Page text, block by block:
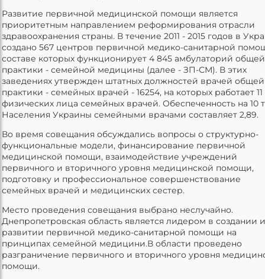
Развитие первичной медицинской помощи является
приоритетным направлением реформирования отрасли
здравоохранения страны. В течение 2011 - 2015 годов в
создано 567 центров первичной медико-санитарной
составе которых функционирует 4 845 амбулаторий общей
практики - семейной медицины (далее - ЗП-СМ). В этих
заведениях утвержден штатных должностей врачей общей
практики - семейных врачей - 16254, на которых работает 11
физических лица семейных врачей. Обеспеченность на 10
Населения Украины семейными врачами составляет 2,89.
Во время совещания обсуждались вопросы о структурно-
функциональные модели, финансирование первичной
медицинской помощи, взаимодействие учреждений
первичного и вторичного уровня медицинской помощи,
подготовку и профессиональное совершенствование
семейных врачей и медицинских сестер.
Место проведения совещания выбрано неслучайно.
Днепропетровская область является лидером в создании и
развитии первичной медико-санитарной помощи на
принципах семейной медицини.В области проведено
разграничение первичного и вторичного уровня
помощи.